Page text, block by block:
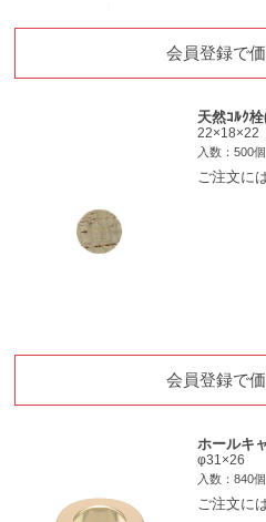
会員登録で
天然ｺﾙｸ
22×18×22
入数：500
ご注文に
会員登録で
ホールキ
φ31×26
入数：840
ご注文に